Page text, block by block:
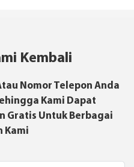
Kembali
Nomor Telepon Anda
Kami Dapat
Gratis Untuk Berbagai
Kami